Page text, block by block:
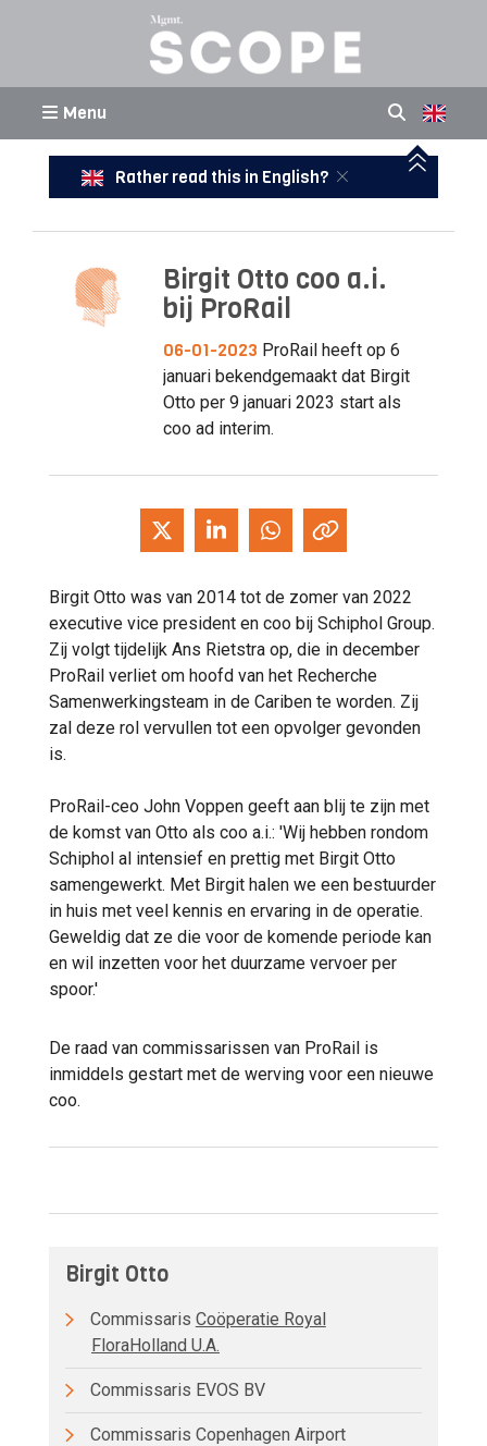
Menu
Rather read this in English?
Birgit Otto coo a.i.
bij ProRail
06-01-2023 ProRail heeft op 6
januari bekendgemaakt dat Birgit
Otto per 9 januari 2023 start als
coo ad interim.
Birgit Otto was van 2014 tot de zomer van 2022
executive vice president en coo bij Schiphol Group.
Zij volgt tijdelijk Ans Rietstra op, die in december
ProRail verliet om hoofd van het Recherche
Samenwerkingsteam in de Cariben te worden. Zij
zal deze rol vervullen tot een opvolger gevonden
is.
ProRail-ceo John Voppen geeft aan blij te zijn met
de komst van Otto als coo a.i.: 'Wij hebben rondom
Schiphol al intensief en prettig met Birgit Otto
samengewerkt. Met Birgit halen we een bestuurder
in huis met veel kennis en ervaring in de operatie.
Geweldig dat ze die voor de komende periode kan
en wil inzetten voor het duurzame vervoer per
spoor.'
De raad van commissarissen van ProRail is
inmiddels gestart met de werving voor een nieuwe
coo.
Birgit Otto
Commissaris Coöperatie Royal
FloraHolland U.A.
Commissaris EVOS BV
Commissaris Copenhagen Airport